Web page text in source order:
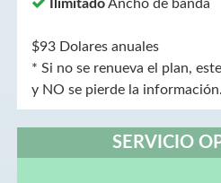
IlimitadoAncho de banda
$93 Dolares anuales
* Si no se renueva el plan,
y NO se pierde la información.
SERVICIO